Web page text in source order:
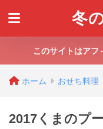
冬
このサイトはアフ
ホーム おせち料理
2017くまのプ